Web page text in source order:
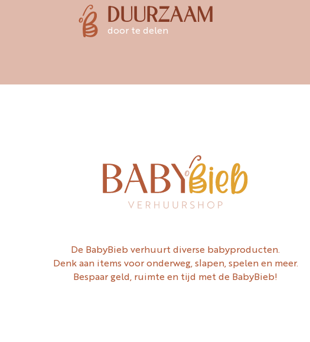
DUURZAAM
door te delen
De BabyBieb verhuurt diverse babyproducten.
Denk aan items voor onderweg, slapen, spelen en meer.
Bespaar geld, ruimte en tijd met de BabyBieb!